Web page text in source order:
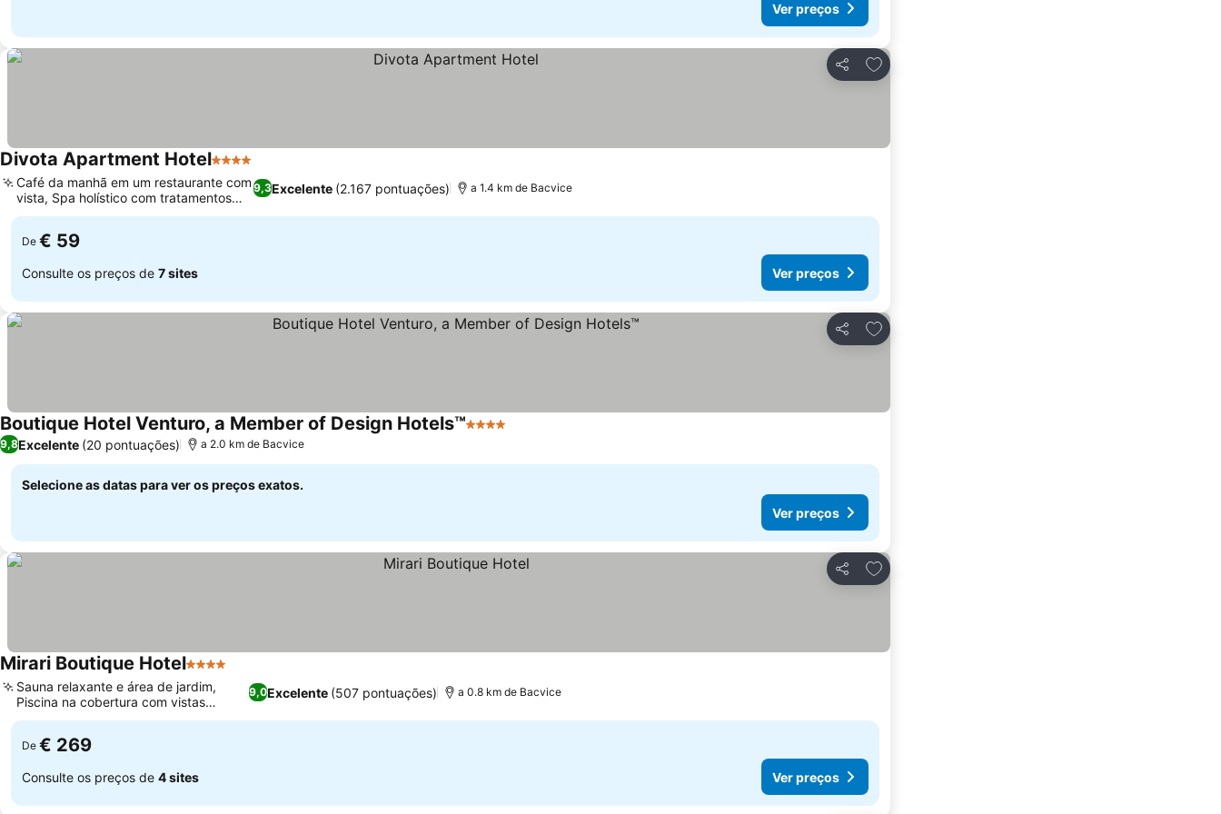
Ver preços
Partilhar
Adicionar aos favoritos
Divota Apartment Hotel4 Estrelas
9,3Excelente (2.167 pontuações)
Café da manhã em um restaurante com
vista, Spa holístico com tratamentos
únicos
a 1.4 km de Bacvice
De € 59
Consulte os preços de 7 sites Ver preços
Partilhar
Adicionar aos favoritos
Boutique Hotel Venturo, a Member of Design Hotels™4 Estrelas
9,8Excelente (20 pontuações) a 2.0 km de Bacvice
Selecione as datas para ver os preços exatos.
Ver preços
Partilhar
Adicionar aos favoritos
Mirari Boutique Hotel4 Estrelas
9,0Excelente (507 pontuações)
Sauna relaxante e área de jardim,
Piscina na cobertura com vistas
panorâmicas
a 0.8 km de Bacvice
De € 269
Consulte os preços de 4 sites Ver preços